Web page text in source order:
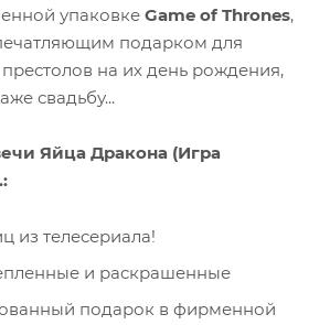
упаковке Game of Thrones,
подарком для
на их день рождения,
свадьбу...
Яйца Дракона (Игра
из телесериала!
и раскрашенные
подарок в фирменной